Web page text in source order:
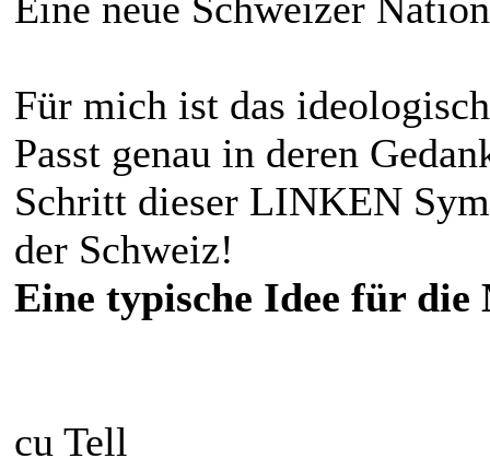
Für mich ist das
Passt genau in deren
Schritt dieser LINKEN
der Schweiz!
Eine typische Idee für
cu Tell